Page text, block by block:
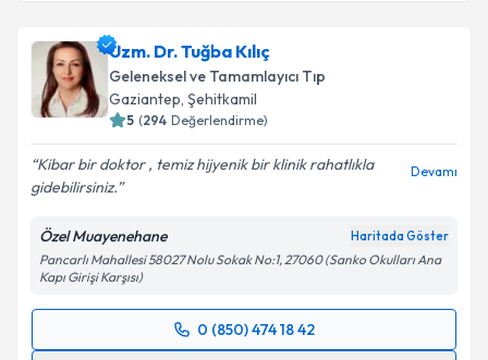
Uzm. Dr. Tuğba Kılıç
Geleneksel ve Tamamlayıcı Tıp
Gaziantep, Şehitkamil
5 (294 Değerlendirme)
Kibar bir doktor , temiz hijyenik bir klinik rahatlıkla
gidebilirsiniz.
Devamı
Özel Muayenehane Haritada Göster
Pancarlı Mahallesi 58027 Nolu Sokak No:1, 27060 (Sanko Okulları Ana
Kapı Girişi Karşısı)
0 (850) 474 18 42
Randevu Takvimi Talebi